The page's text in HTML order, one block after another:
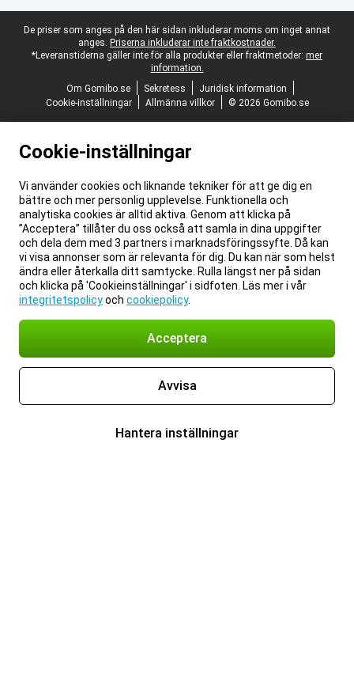
Juridisk fotnot
De priser som anges på den här sidan inkluderar moms om inget annat
anges. Priserna inkluderar inte fraktkostnader.
*Leveranstiderna gäller inte för alla produkter eller fraktmetoder: mer
information.
Om Gomibo.se
Sekretess
Juridisk information
Cookie-inställningar
Allmänna villkor © 2026 Gomibo.se
Cookie-inställningar
Vi använder cookies och liknande tekniker för att ge dig en
bättre och mer personlig upplevelse. Funktionella och
analytiska cookies är alltid aktiva. Genom att klicka på
”Acceptera” tillåter du oss också att samla in dina uppgifter
och dela dem med 3 partners i marknadsföringssyfte. Då kan
vi visa annonser som är relevanta för dig. Du kan när som helst
ändra eller återkalla ditt samtycke. Rulla längst ner på sidan
och klicka på 'Cookieinställningar' i sidfoten. Läs mer i vår
integritetspolicyoch cookiepolicy.
Acceptera
Avvisa
Hantera inställningar